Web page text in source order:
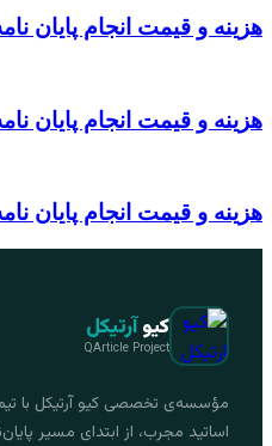
هزینه و قیمت انجام پایان
هزینه و قیمت انجام پایان
هزینه و قیمت انجام پایان
کیوآرتیکل
QArticle Project
مؤسسه‌ی تخصصی کیو آرتیکل با
اساتید مجرب، از ابتدای مسیر